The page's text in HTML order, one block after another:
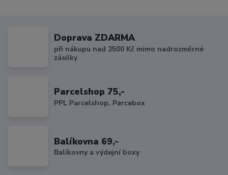
Doprava ZDARMA
při nákupu nad 2500 Kč mimo nadrozměrné
zásilky
Parcelshop 75,-
PPL Parcelshop, Parcebox
Balíkovna 69,-
Balíkovny a výdejní boxy